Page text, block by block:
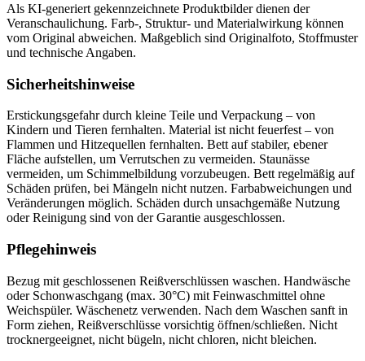
Als KI-generiert gekennzeichnete Produktbilder dienen der
Veranschaulichung. Farb-, Struktur- und Materialwirkung können
vom Original abweichen. Maßgeblich sind Originalfoto, Stoffmuster
und technische Angaben.
Sicherheitshinweise
Erstickungsgefahr durch kleine Teile und Verpackung – von
Kindern und Tieren fernhalten. Material ist nicht feuerfest – von
Flammen und Hitzequellen fernhalten. Bett auf stabiler, ebener
Fläche aufstellen, um Verrutschen zu vermeiden. Staunässe
vermeiden, um Schimmelbildung vorzubeugen. Bett regelmäßig auf
Schäden prüfen, bei Mängeln nicht nutzen. Farbabweichungen und
Veränderungen möglich. Schäden durch unsachgemäße Nutzung
oder Reinigung sind von der Garantie ausgeschlossen.
Pflegehinweis
Bezug mit geschlossenen Reißverschlüssen waschen. Handwäsche
oder Schonwaschgang (max. 30°C) mit Feinwaschmittel ohne
Weichspüler. Wäschenetz verwenden. Nach dem Waschen sanft in
Form ziehen, Reißverschlüsse vorsichtig öffnen/schließen. Nicht
trocknergeeignet, nicht bügeln, nicht chloren, nicht bleichen.